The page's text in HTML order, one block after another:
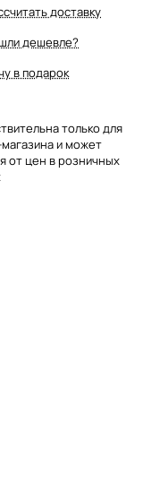
доставку
дешевле?
в подарок
только для
и может
от цен в розничных